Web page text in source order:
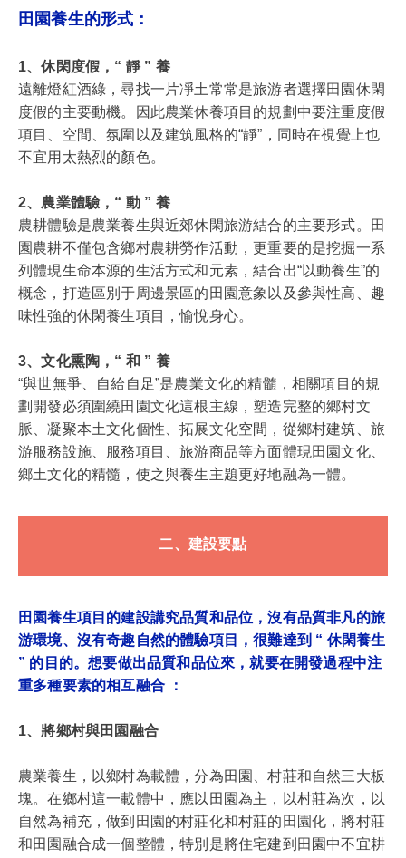
田園養生的形式：
1、休閑度假，“ 靜 ” 養
遠離燈紅酒綠，尋找一片凈土常常是旅游者選擇田園休閑
度假的主要動機。因此農業休養項目的規劃中要注重度假
項目、空間、氛圍以及建筑風格的“靜”，同時在視覺上也
不宜用太熱烈的顏色。
2、農業體驗，“ 動 ” 養
農耕體驗是農業養生與近郊休閑旅游結合的主要形式。田
園農耕不僅包含鄉村農耕勞作活動，更重要的是挖掘一系
列體現生命本源的生活方式和元素，結合出“以動養生”的
概念，打造區別于周邊景區的田園意象以及參與性高、趣
味性強的休閑養生項目，愉悅身心。
3、文化熏陶，“ 和 ” 養
“與世無爭、自給自足”是農業文化的精髓，相關項目的規
劃開發必須圍繞田園文化這根主線，塑造完整的鄉村文
脈、凝聚本土文化個性、拓展文化空間，從鄉村建筑、旅
游服務設施、服務項目、旅游商品等方面體現田園文化、
鄉土文化的精髓，使之與養生主題更好地融為一體。
二、建設要點
田園養生項目的建設講究品質和品位，沒有品質非凡的旅
游環境、沒有奇趣自然的體驗項目，很難達到 “ 休閑養生
” 的目的。想要做出品質和品位來，就要在開發過程中注
重多種要素的相互融合 ：
1、將鄉村與田園融合
農業養生，以鄉村為載體，分為田園、村莊和自然三大板
塊。在鄉村這一載體中，應以田園為主，以村莊為次，以
自然為補充，做到田園的村莊化和村莊的田園化，將村莊
和田園融合成一個整體，特別是將住宅建到田園中不宜耕